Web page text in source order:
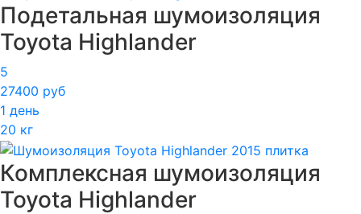
Подетальная шумоизоляция
Toyota Highlander
5
27400 руб
1 день
20 кг
Комплексная шумоизоляция
Toyota Highlander